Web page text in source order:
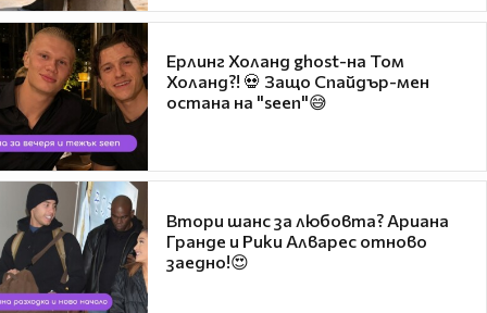
Ерлинг Холанд ghost-на Том
Холанд?! 💀 Защо Спайдър-мен
остана на "seen"😅
Втори шанс за любовта? Ариана
Гранде и Рики Алварес отново
заедно!😍